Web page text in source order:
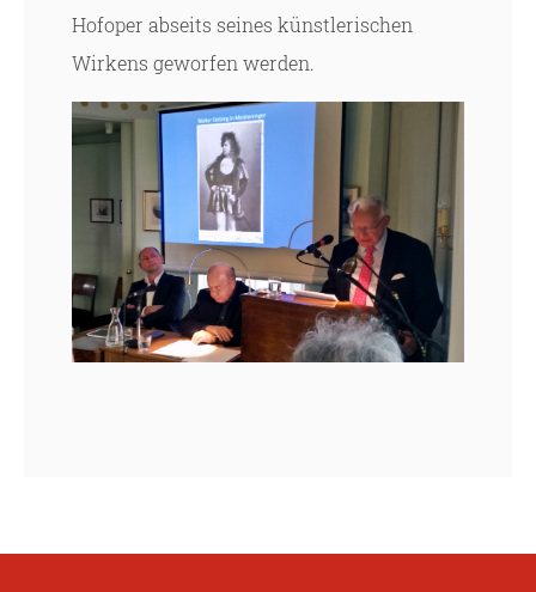
Hofoper abseits seines künstlerischen
Wirkens geworfen werden.